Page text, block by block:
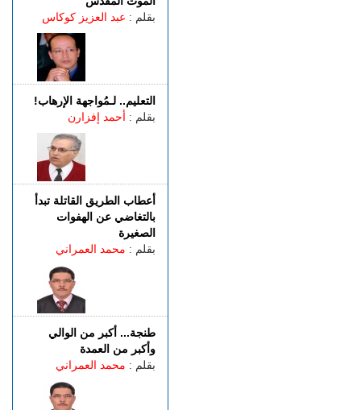
بقلم : عبد العزيز كوكاس
التعليم.. لـمُواجهة الإرهاب!
بقلم : أحمد إفزارن
أعطاب الطريق القاتلة تبدأ
بالتغاضي عن الهفوات
الصغيرة
بقلم : محمد العمراني
طنجة... أكبر من الوالي
وأكبر من العمدة
بقلم : محمد العمراني